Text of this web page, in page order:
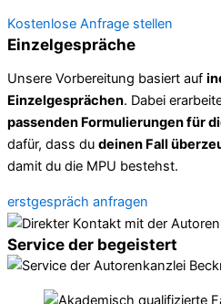
Kostenlose Anfrage stellen
Einzelgespräche
Unsere Vorbereitung basiert auf
Einzelgesprächen. Dabei
passenden Formulierungen für
dafür, dass du deinen Fall
damit du die MPU bestehst.
erstgespräch anfragen
Service der begeistert